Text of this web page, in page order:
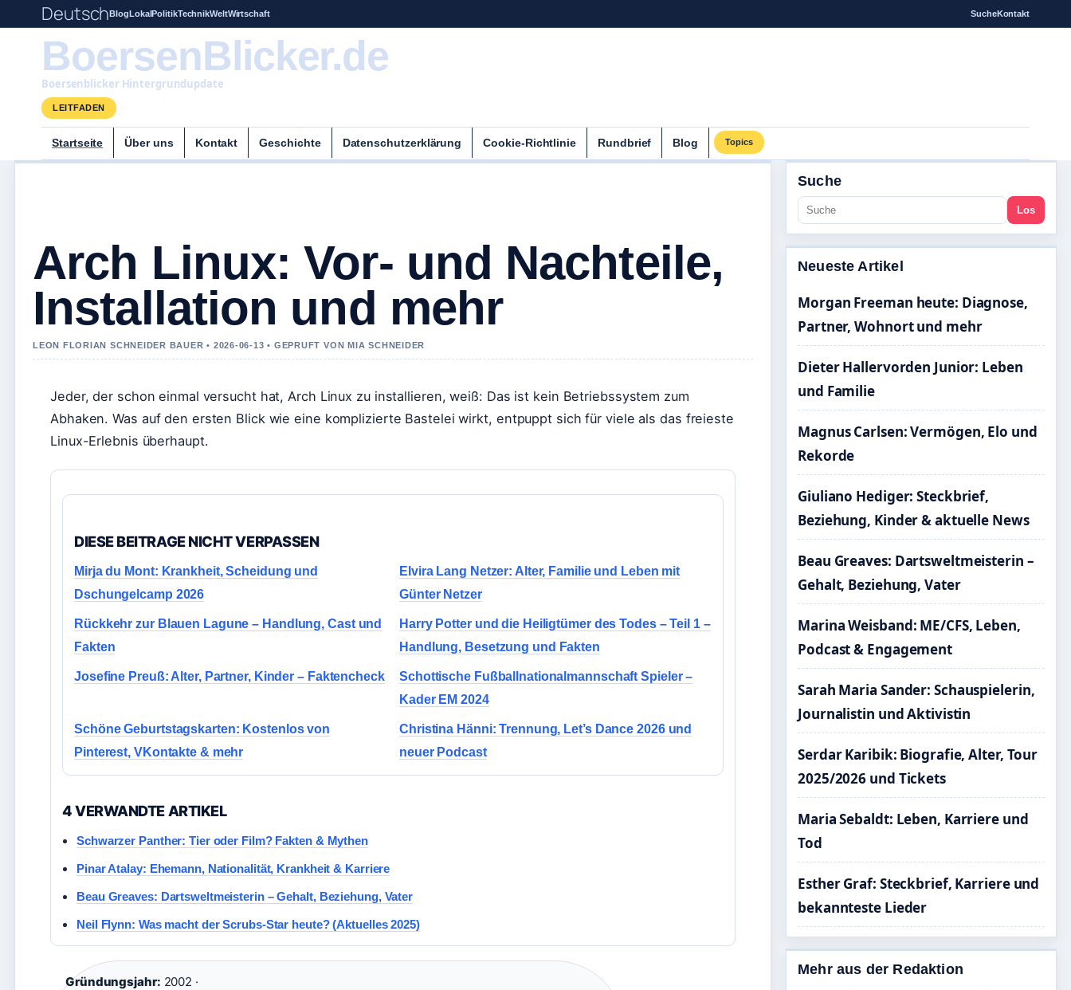
DeutschBlogLokalPolitikTechnikWeltWirtschaft SucheKontakt
BoersenBlicker.de
Boersenblicker Hintergrundupdate
LEITFADEN
Startseite Über uns Kontakt Geschichte Datenschutzerklärung Cookie-Richtlinie Rundbrief Blog Topics
Arch Linux: Vor- und Nachteile,
Installation und mehr
LEON FLORIAN SCHNEIDER BAUER • 2026-06-13 • GEPRUFT VON MIA SCHNEIDER
Jeder, der schon einmal versucht hat, Arch Linux zu installieren, weiß: Das ist kein Betriebssystem zum
Abhaken. Was auf den ersten Blick wie eine komplizierte Bastelei wirkt, entpuppt sich für viele als das freieste
Linux-Erlebnis überhaupt.
DIESE BEITRAGE NICHT VERPASSEN
Mirja du Mont: Krankheit, Scheidung und
Dschungelcamp 2026
Elvira Lang Netzer: Alter, Familie und Leben mit
Günter Netzer
Rückkehr zur Blauen Lagune – Handlung, Cast und
Fakten
Harry Potter und die Heiligtümer des Todes – Teil 1 –
Handlung, Besetzung und Fakten
Josefine Preuß: Alter, Partner, Kinder – Faktencheck
Schottische Fußballnationalmannschaft Spieler –
Kader EM 2024
Schöne Geburtstagskarten: Kostenlos von
Pinterest, VKontakte & mehr
Christina Hänni: Trennung, Let’s Dance 2026 und
neuer Podcast
4 VERWANDTE ARTIKEL
Schwarzer Panther: Tier oder Film? Fakten & Mythen
Pinar Atalay: Ehemann, Nationalität, Krankheit & Karriere
Beau Greaves: Dartsweltmeisterin – Gehalt, Beziehung, Vater
Neil Flynn: Was macht der Scrubs-Star heute? (Aktuelles 2025)
Gründungsjahr: 2002 ·
Suche
Los
Neueste Artikel
Morgan Freeman heute: Diagnose,
Partner, Wohnort und mehr
Dieter Hallervorden Junior: Leben
und Familie
Magnus Carlsen: Vermögen, Elo und
Rekorde
Giuliano Hediger: Steckbrief,
Beziehung, Kinder & aktuelle News
Beau Greaves: Dartsweltmeisterin –
Gehalt, Beziehung, Vater
Marina Weisband: ME/CFS, Leben,
Podcast & Engagement
Sarah Maria Sander: Schauspielerin,
Journalistin und Aktivistin
Serdar Karibik: Biografie, Alter, Tour
2025/2026 und Tickets
Maria Sebaldt: Leben, Karriere und
Tod
Esther Graf: Steckbrief, Karriere und
bekannteste Lieder
Mehr aus der Redaktion